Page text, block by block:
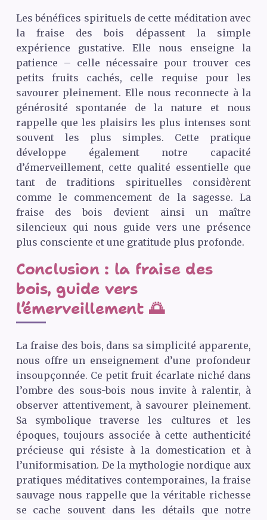
Les bénéfices spirituels de cette méditation avec
la fraise des bois dépassent la simple
expérience gustative. Elle nous enseigne la
patience – celle nécessaire pour trouver ces
petits fruits cachés, celle requise pour les
savourer pleinement. Elle nous reconnecte à la
générosité spontanée de la nature et nous
rappelle que les plaisirs les plus intenses sont
souvent les plus simples. Cette pratique
développe également notre capacité
d’émerveillement, cette qualité essentielle que
tant de traditions spirituelles considèrent
comme le commencement de la sagesse. La
fraise des bois devient ainsi un maître
silencieux qui nous guide vers une présence
plus consciente et une gratitude plus profonde.
Conclusion : la fraise des
bois, guide vers
l’émerveillement 🌅
La fraise des bois, dans sa simplicité apparente,
nous offre un enseignement d’une profondeur
insoupçonnée. Ce petit fruit écarlate niché dans
l’ombre des sous-bois nous invite à ralentir, à
observer attentivement, à savourer pleinement.
Sa symbolique traverse les cultures et les
époques, toujours associée à cette authenticité
précieuse qui résiste à la domestication et à
l’uniformisation. De la mythologie nordique aux
pratiques méditatives contemporaines, la fraise
sauvage nous rappelle que la véritable richesse
se cache souvent dans les détails que notre